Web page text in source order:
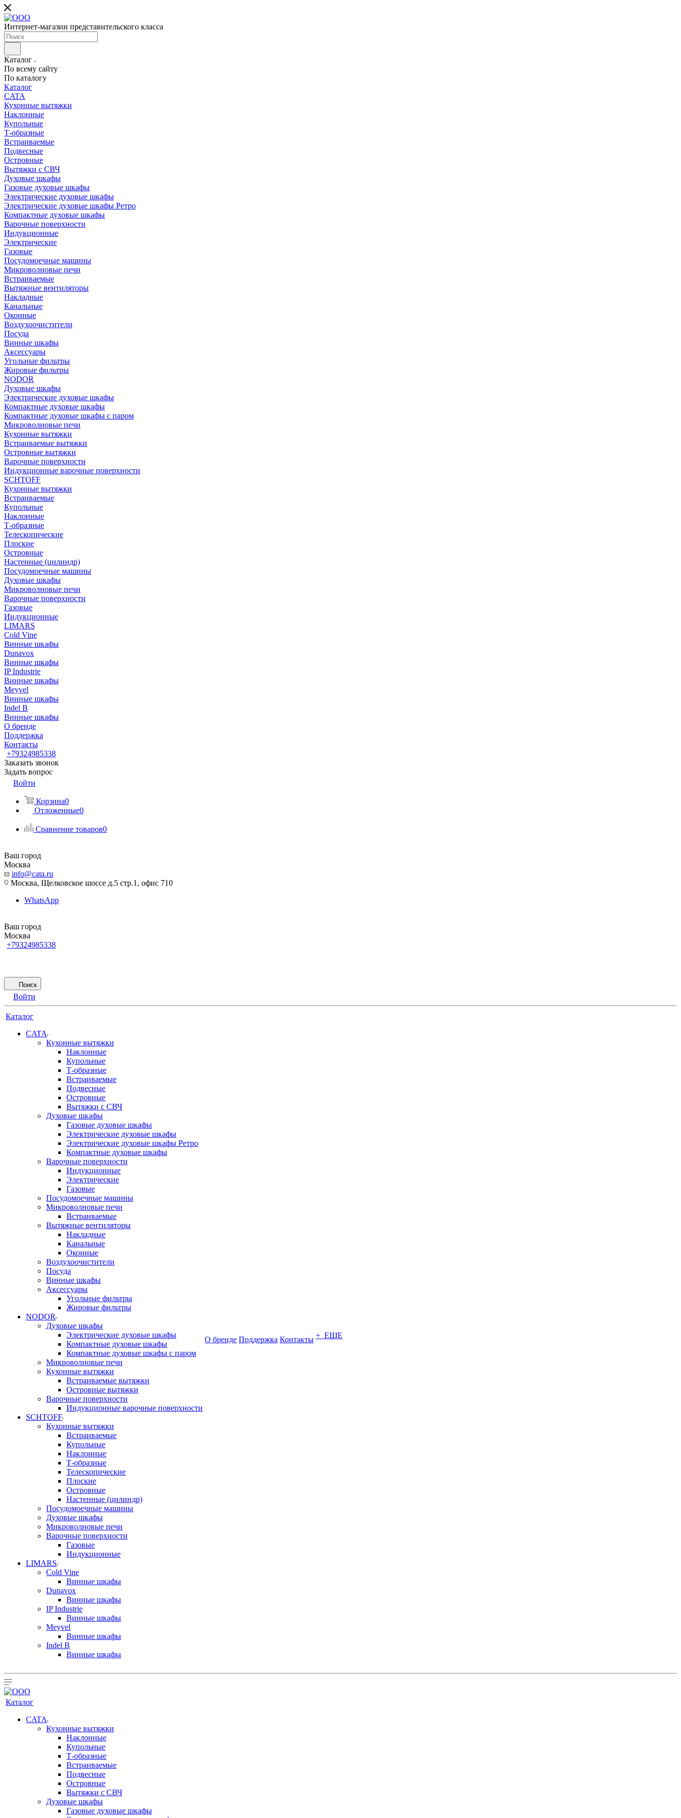
Интернет-магазин представительского класса
Каталог
По всему сайту
По каталогу
Каталог
CATA
Кухонные вытяжки
Наклонные
Купольные
Т-образные
Встраиваемые
Подвесные
Островные
Вытяжки с СВЧ
Духовые шкафы
Газовые духовые шкафы
Электрические духовые шкафы
Электрические духовые шкафы Ретро
Компактные духовые шкафы
Варочные поверхности
Индукционные
Электрические
Газовые
Посудомоечные машины
Микроволновые печи
Встраиваемые
Вытяжные вентиляторы
Накладные
Канальные
Оконные
Воздухоочистители
Посуда
Винные шкафы
Аксессуары
Угольные фильтры
Жировые фильтры
NODOR
Духовые шкафы
Электрические духовые шкафы
Компактные духовые шкафы
Компактные духовые шкафы с паром
Микроволновые печи
Кухонные вытяжки
Встраиваемые вытяжки
Островные вытяжки
Варочные поверхности
Индукционные варочные поверхности
SCHTOFF
Кухонные вытяжки
Встраиваемые
Купольные
Наклонные
Т-образные
Телескопические
Плоские
Островные
Настенные (цилиндр)
Посудомоечные машины
Духовые шкафы
Микроволновые печи
Варочные поверхности
Газовые
Индукционные
LIMARS
Cold Vine
Винные шкафы
Dunavox
Винные шкафы
IP Industrie
Винные шкафы
Meyvel
Винные шкафы
Indel B
Винные шкафы
О бренде
Поддержка
Контакты
+79324985338
Заказать звонок
Задать вопрос
Войти
Корзина0
Отложенные0
Сравнение товаров0
Ваш город
Москва
info@cata.ru
Москва, Щелковское шоссе д.5 стр.1, офис 710
WhatsApp
Ваш город
Москва
+79324985338
Поиск
Войти
Каталог
CATA
Кухонные вытяжки
Наклонные
Купольные
Т-образные
Встраиваемые
Подвесные
Островные
Вытяжки с СВЧ
Духовые шкафы
Газовые духовые шкафы
Электрические духовые шкафы
Электрические духовые шкафы Ретро
Компактные духовые шкафы
Варочные поверхности
Индукционные
Электрические
Газовые
Посудомоечные машины
Микроволновые печи
Встраиваемые
Вытяжные вентиляторы
Накладные
Канальные
Оконные
Воздухоочистители
Посуда
Винные шкафы
Аксессуары
Угольные фильтры
Жировые фильтры
NODOR
Духовые шкафы
Электрические духовые шкафы
Компактные духовые шкафы
Компактные духовые шкафы с паром
Микроволновые печи
Кухонные вытяжки
Встраиваемые вытяжки
Островные вытяжки
Варочные поверхности
Индукционные варочные поверхности
SCHTOFF
Кухонные вытяжки
Встраиваемые
Купольные
Наклонные
Т-образные
Телескопические
Плоские
Островные
Настенные (цилиндр)
Посудомоечные машины
Духовые шкафы
Микроволновые печи
Варочные поверхности
Газовые
Индукционные
LIMARS
Cold Vine
Винные шкафы
Dunavox
Винные шкафы
IP Industrie
Винные шкафы
Meyvel
Винные шкафы
Indel B
Винные шкафы
О бренде Поддержка Контакты + ЕЩЕ
Каталог
CATA
Кухонные вытяжки
Наклонные
Купольные
Т-образные
Встраиваемые
Подвесные
Островные
Вытяжки с СВЧ
Духовые шкафы
Газовые духовые шкафы